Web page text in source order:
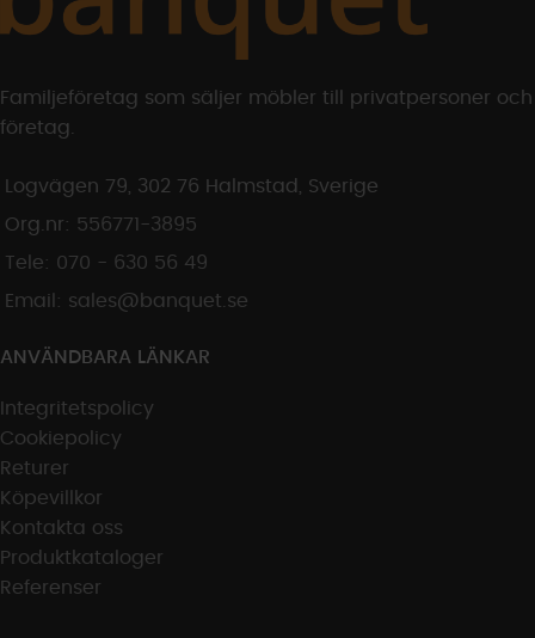
Familjeföretag som säljer möbler till privatpersoner och
företag.
Logvägen 79, 302 76 Halmstad, Sverige
Org.nr: 556771-3895
Tele: 070 - 630 56 49
Email: sales@banquet.se
ANVÄNDBARA LÄNKAR
Integritetspolicy
Cookiepolicy
Returer
Köpevillkor
Kontakta oss
Produktkataloger
Referenser